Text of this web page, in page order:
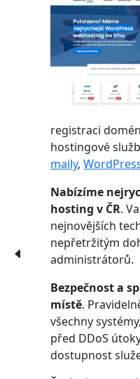
registraci
hostingové
maily,
Nabízíme
hosting v ČR.
nejnovějších
nepřetržitým
administrátorů.
Bezpečnost a
místě.
všechny
před DDoS
dostupnost